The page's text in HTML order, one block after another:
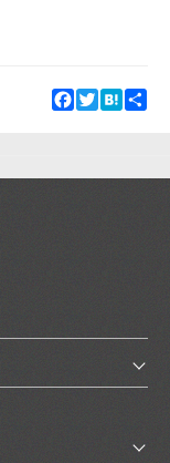
Facebook
TwitterHatena